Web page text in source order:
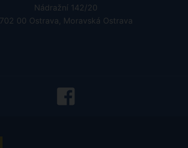
Nádražní 142/20
702 00 Ostrava, Moravská Ostrava